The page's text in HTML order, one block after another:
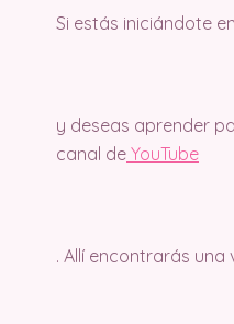
Si estás iniciándote
y deseas aprender
canal de YouTube
. Allí encontrarás